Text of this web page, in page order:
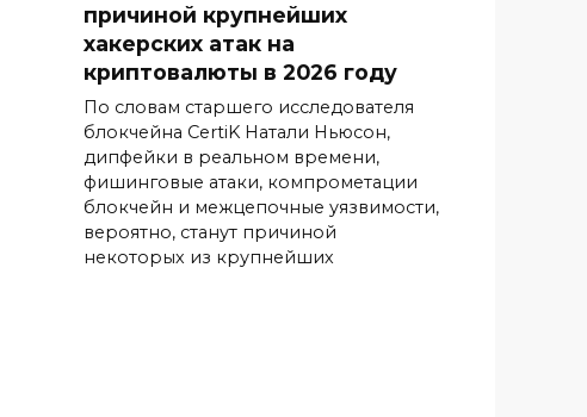
причиной крупнейших
хакерских атак на
криптовалюты в 2026 году
По словам старшего исследователя
блокчейна CertiK Натали Ньюсон,
дипфейки в реальном времени,
фишинговые атаки, компрометации
блокчейн и межцепочные уязвимости,
вероятно, станут причиной
некоторых из крупнейших